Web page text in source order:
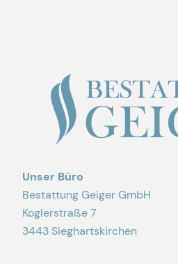
Unser Büro
Bestattung Geiger GmbH
Koglerstraße 7
3443 Sieghartskirchen